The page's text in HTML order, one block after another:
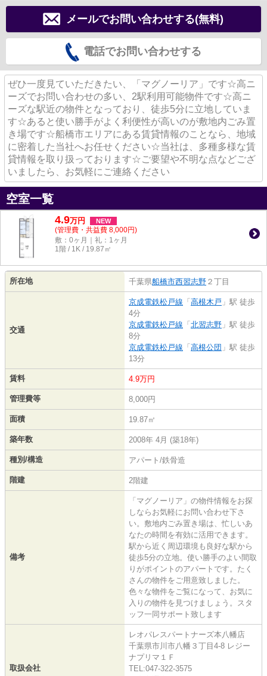
メールでお問い合わせする(無料)
電話でお問い合わせする
ぜひ一度見ていただきたい、「マグノーリア」です☆高ニ
ーズでお問い合わせの多い、2駅利用可能物件です☆高ニ
ーズな駅近の物件となっており、徒歩5分に立地していま
す☆あると使い勝手がよく利便性が高いのが敷地内ごみ置
き場です☆船橋市エリアにある賃貸情報のことなら、地域
に密着した当社へお任せください☆当社は、多種多様な賃
貸情報を取り扱っております☆ご要望や不明な点などござ
いましたら、お気軽にご連絡ください
空室一覧
4.9万円 NEW
(管理費・共益費 8,000円)
敷：0ヶ月｜礼：1ヶ月
1階 / 1K / 19.87㎡
所在地 千葉県船橋市西習志野 ２丁目
交通
京成電鉄松戸線 「 高根木戸 」駅 徒歩
4分
京成電鉄松戸線 「 北習志野 」駅 徒歩
8分
京成電鉄松戸線 「 高根公団 」駅 徒歩
13分
賃料 4.9万円
管理費等 8,000円
面積 19.87㎡
築年数 2008年 4月 (築18年)
種別/構造 アパート/鉄骨造
階建 2階建
備考
「マグノーリア」の物件情報をお探
しならお気軽にお問い合わせ下さ
い。敷地内ごみ置き場は、忙しいあ
なたの時間を有効に活用できます。
駅から近く周辺環境も良好な駅から
徒歩5分の立地。使い勝手のよい間取
りがポイントのアパートです。たく
さんの物件をご用意致しました。
色々な物件をご覧になって、お気に
入りの物件を見つけましょう。スタ
ッフ一同サポート致します
取扱会社
レオパレスパートナーズ本八幡店
千葉県市川市八幡３丁目4-8 レジー
ナプリマ１Ｆ
TEL:047-322-3575